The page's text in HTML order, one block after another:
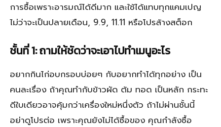
การซื้อเพราะอารมณ์ได้ดีมาก และใช้ได้แทบทุกแคมเปญ
ไม่ว่าจะเป็นปลายเดือน, 9.9, 11.11 หรือโปรล้างสต็อก
ชั้นที่ 1: ถามให้ชัดว่าจะเอาไปทำเมนูอะไร
อยากกินไก่อบกรอบบ่อยๆ กับอยากทำได้ทุกอย่าง เป็น
คนละเรื่อง ถ้าคุณทำกับข้าวผัด ต้ม ทอด เป็นหลัก กระทะ
ดีใบเดียวอาจคุ้มกว่าเครื่องใหม่หนึ่งตัว ถ้าไม่ผ่านชั้นนี้
อย่าดูโปรต่อ เพราะคุณยังไม่ได้ซื้อของ คุณกำลังซื้อ